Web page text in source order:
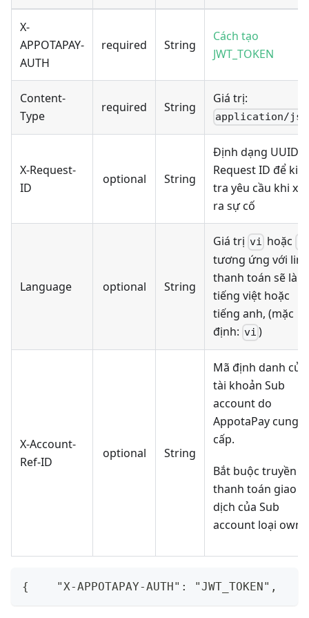
X-
APPOTAPAY-
AUTH
required String
Cách tạo
JWT_TOKEN
Content-
Type
required String
Giá trị:
application/
X-Request-
ID
optional String
Định dạng
Request ID để
tra yêu cầu khi xảy
ra sự cố
Language optional String
Giá trị vi hoặc
tương ứng với link
thanh toán sẽ là
tiếng việt hoặc
tiếng anh, (mặc
định: vi )
X-Account-
Ref-ID
optional String
Mã định danh của
tài khoản Sub
account do
AppotaPay cung
cấp.
Bắt buộc truyền
thanh toán giao
dịch của Sub
account loại
{    "X-APPOTAPAY-AUTH":